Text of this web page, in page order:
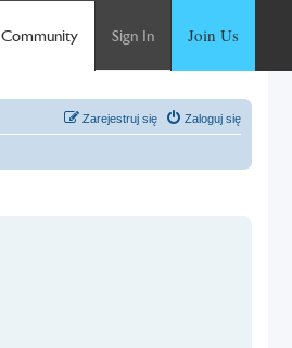
Community Sign In Join Us
Zaloguj się
Zarejestruj się